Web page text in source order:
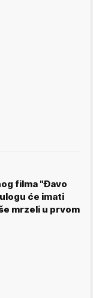
filma "Đavo
će imati
mrzeli u prvom